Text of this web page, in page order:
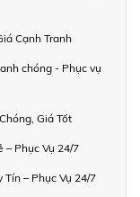
Cạnh Tranh
chóng - Phục vụ
Giá Tốt
– Phục Vụ 24/7
Tín – Phục Vụ 24/7